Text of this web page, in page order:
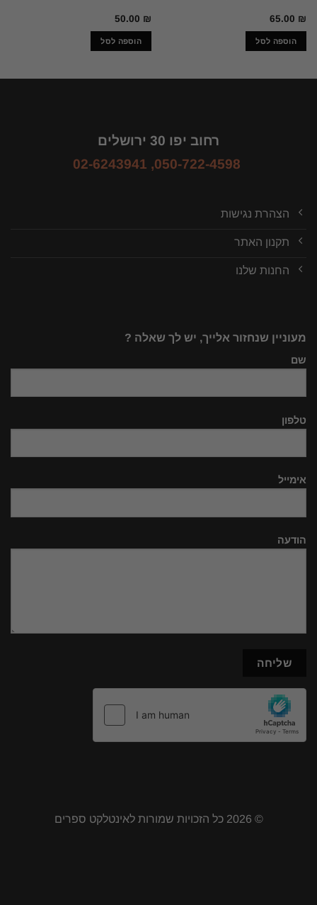
65.00 ₪
הוספה לסל
50.00 ₪
הוספה לסל
רחוב יפו 30 ירושלים
050-722-4598
,
02-6243941
הצהרת נגישות
תקנון האתר
החנות שלנו
מעוניין שנחזור אלייך, יש לך שאלה ?
שם
טלפון
אימייל
הודעה
© 2026 כל הזכויות שמורות לאינטלקט ספרים